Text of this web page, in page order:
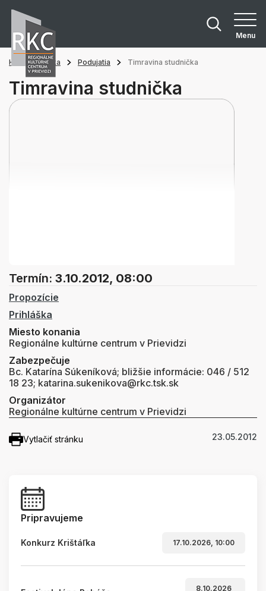
Menu
Hlavná stránka Podujatia Timravina studnička
Timravina studnička
Termín: 3.10.2012, 08:00
Propozície
Prihláška
Miesto konania
Regionálne kultúrne centrum v Prievidzi
Zabezpečuje
Bc. Katarína Súkeníková; bližšie informácie: 046 / 512
18 23; katarina.sukenikova@rkc.tsk.sk
Organizátor
Regionálne kultúrne centrum v Prievidzi
Vytlačiť stránku 23.05.2012
Pripravujeme
Konkurz Krištáľka 17.10.2026, 10:00
8.10.2026